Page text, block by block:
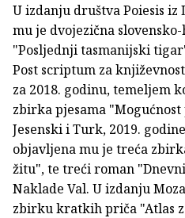
U izdanju društva Poiesis
mu je dvojezična
"Posljednji tasmanijski
Post scriptum za
za 2018. godinu, temeljem
zbirka pjesama
Jesenski i Turk, 2019.
objavljena mu je treća
žitu", te treći roman
Naklade Val. U izdanju
zbirku kratkih priča "Atlas